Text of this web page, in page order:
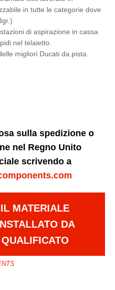
in tutte le categorie dove
di aspirazione in cassa
nel telaietto.
migliori Ducati da pista.
sulla spedizione o
nel Regno Unito
scrivendo a
MATERIALE
DA